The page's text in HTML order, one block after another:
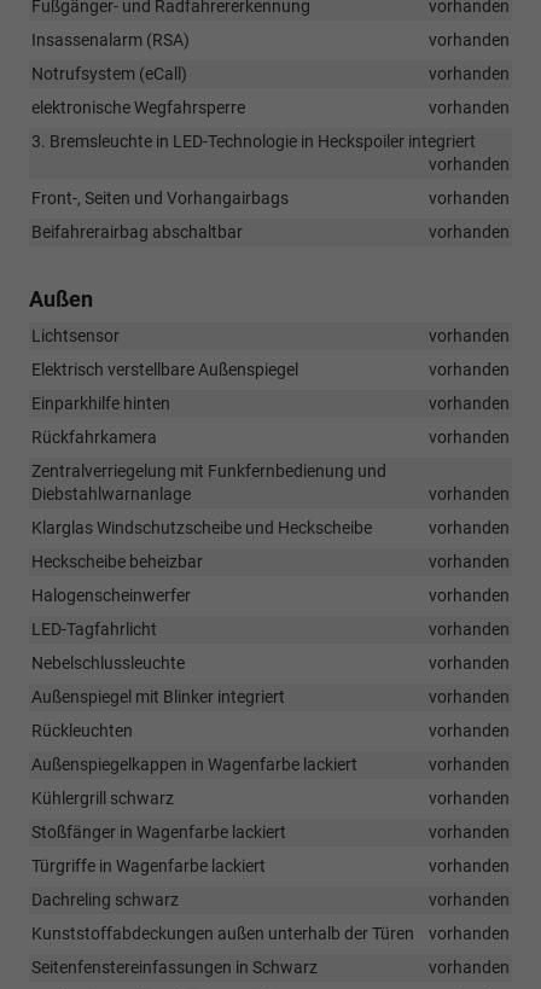
Fußgänger- und Radfahrererkennung
vorhanden
Insassenalarm (RSA)
vorhanden
Notrufsystem (eCall)
vorhanden
elektronische Wegfahrsperre
vorhanden
3. Bremsleuchte in LED-Technologie in Heckspoiler integriert
vorhanden
Front-, Seiten und Vorhangairbags
vorhanden
Beifahrerairbag abschaltbar
vorhanden
Außen
Lichtsensor
vorhanden
Elektrisch verstellbare Außenspiegel
vorhanden
Einparkhilfe hinten
vorhanden
Rückfahrkamera
vorhanden
Zentralverriegelung mit Funkfernbedienung und
Diebstahlwarnanlage
vorhanden
Klarglas Windschutzscheibe und Heckscheibe
vorhanden
Heckscheibe beheizbar
vorhanden
Halogenscheinwerfer
vorhanden
LED-Tagfahrlicht
vorhanden
Nebelschlussleuchte
vorhanden
Außenspiegel mit Blinker integriert
vorhanden
Rückleuchten
vorhanden
Außenspiegelkappen in Wagenfarbe lackiert
vorhanden
Kühlergrill schwarz
vorhanden
Stoßfänger in Wagenfarbe lackiert
vorhanden
Türgriffe in Wagenfarbe lackiert
vorhanden
Dachreling schwarz
vorhanden
Kunststoffabdeckungen außen unterhalb der Türen
vorhanden
Seitenfenstereinfassungen in Schwarz
vorhanden